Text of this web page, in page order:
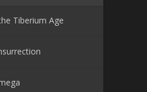
Tiberium Age